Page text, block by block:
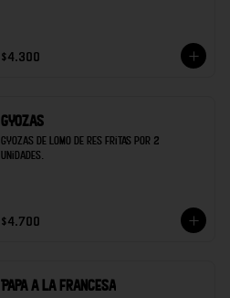
$4.300
Gyozas
Gyozas de lomo de res fritas por 2
unidades.
$4.700
Papa a la francesa